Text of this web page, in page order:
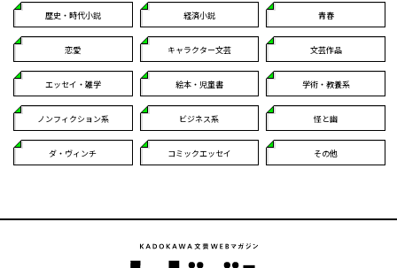
歴史・時代小説 経済小説 青春
恋愛 キャラクター文芸 文芸作品
エッセイ・雑学 絵本・児童書 学術・教養系
ノンフィクション系 ビジネス系 怪と幽
ダ・ヴィンチ コミックエッセイ その他